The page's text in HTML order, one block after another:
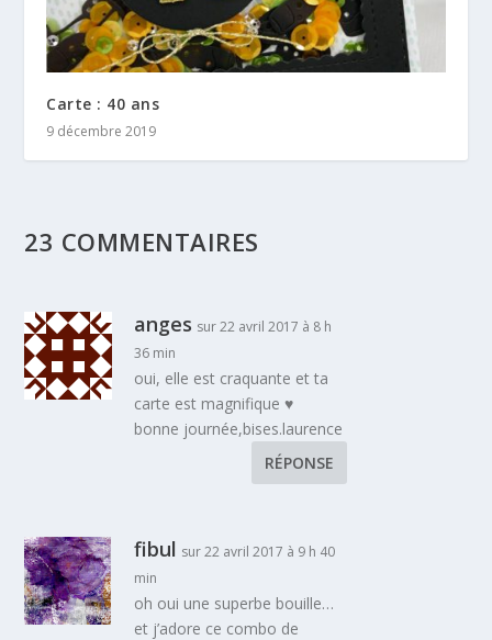
Carte : 40 ans
9 décembre 2019
23 COMMENTAIRES
anges sur 22 avril 2017 à 8 h
36 min
oui, elle est craquante et ta
carte est magnifique ♥
bonne journée,bises.laurence
RÉPONSE
fibul sur 22 avril 2017 à 9 h 40
min
oh oui une superbe bouille…
et j’adore ce combo de